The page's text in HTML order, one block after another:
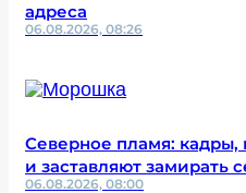
адреса
06.08.2026, 08:26
Северное пламя:
и заставляют замирать
06.08.2026, 08:00